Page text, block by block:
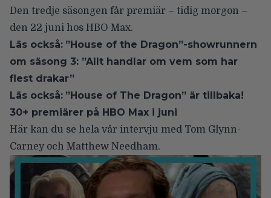
Den tredje säsongen får premiär – tidig morgon –
den 22 juni hos HBO Max.
Läs också: ”House of the Dragon”-showrunnern
om säsong 3: ”Allt handlar om vem som har
flest drakar”
Läs också: ”House of The Dragon” är tillbaka!
30+ premiärer på HBO Max i juni
Här kan du se hela vår intervju med Tom Glynn-
Carney och Matthew Needham.